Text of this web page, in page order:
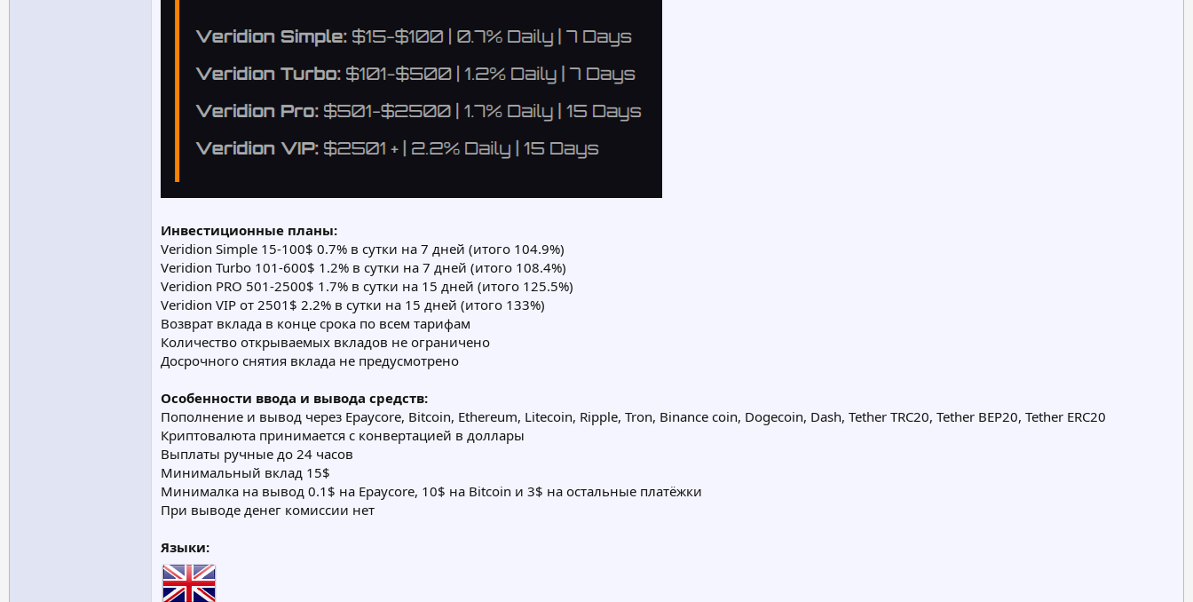
Инвестиционные планы:
Veridion Simple 15-100$ 0.7% в сутки на 7 дней (итого 104.9%)
Veridion Turbo 101-600$ 1.2% в сутки на 7 дней (итого 108.4%)
Veridion PRO 501-2500$ 1.7% в сутки на 15 дней (итого 125.5%)
Veridion VIP от 2501$ 2.2% в сутки на 15 дней (итого 133%)
Возврат вклада в конце срока по всем тарифам
Количество открываемых вкладов не ограничено
Досрочного снятия вклада не предусмотрено
Особенности ввода и вывода средств:
Пополнение и вывод через Epaycore, Bitcoin, Ethereum, Litecoin, Ripple, Tron, Binance coin, Dogecoin, Dash, Tether TRC20, Tether BEP20, Tether ERC20
Криптовалюта принимается с конвертацией в доллары
Выплаты ручные до 24 часов
Минимальный вклад 15$
Минималка на вывод 0.1$ на Epaycore, 10$ на Bitcoin и 3$ на остальные платёжки
При выводе денег комиссии нет
Языки: